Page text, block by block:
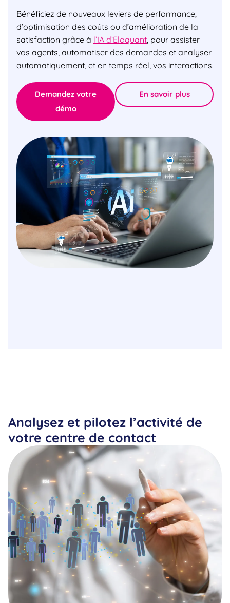
Bénéficiez de nouveaux leviers de performance,
d’optimisation des coûts ou d’amélioration de la
satisfaction grâce à l’IA d’Eloquant , pour assister
vos agents, automatiser des demandes et analyser
automatiquement, et en temps réel, vos interactions.
Demandez votre
démo
En savoir plus
Analysez et pilotez l’activité de
votre centre de contact